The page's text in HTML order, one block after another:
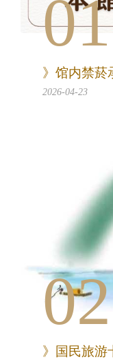
01
》馆内禁菸
2026-04-23
02
》国民旅游